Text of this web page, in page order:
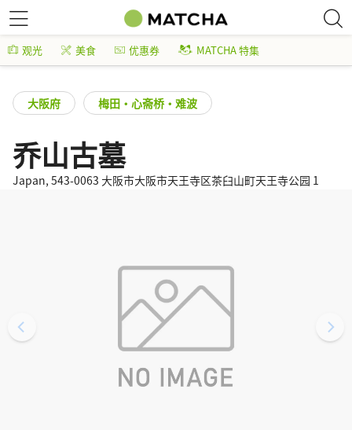
观光 美食 优惠券 MATCHA 特集
大阪府 梅田・心斋桥・难波
乔山古墓
Japan, 543-0063 大阪市大阪市天王寺区茶臼山町天王寺公园 1